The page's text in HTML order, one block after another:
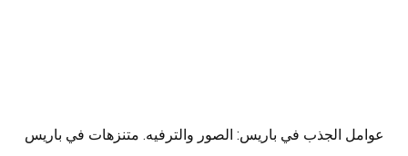
عوامل الجذب في باريس: الصور والترفيه. متنزهات في باريس